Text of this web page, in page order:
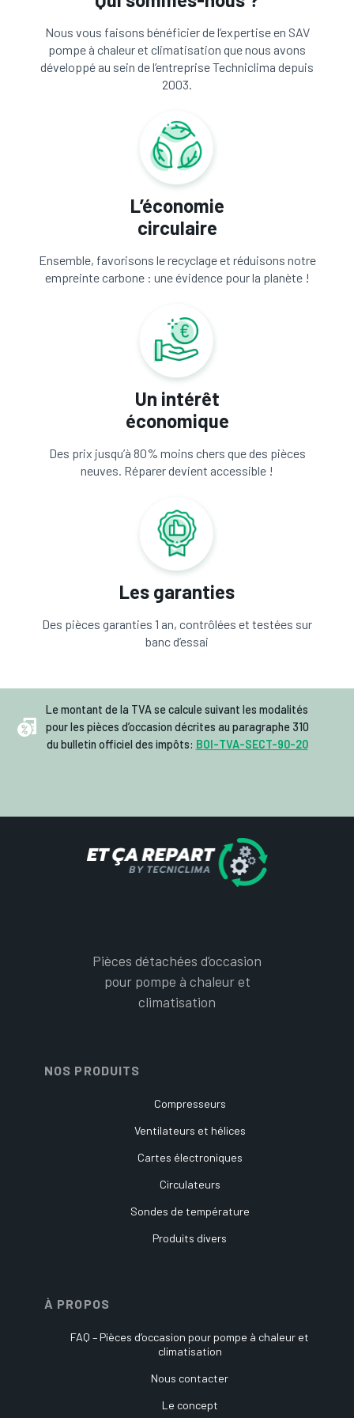
Nous vous faisons bénéficier de l’expertise en SAV
pompe à chaleur et climatisation que nous avons
développé au sein de l’entreprise Techniclima depuis
2003.
L’économie
circulaire
Ensemble, favorisons le recyclage et réduisons notre
empreinte carbone : une évidence pour la planète !
Un intérêt
économique
Des prix jusqu’à 80% moins chers que des pièces
neuves. Réparer devient accessible !
Les garanties
Des pièces garanties 1 an, contrôlées et testées sur
banc d’essai
Le montant de la TVA se calcule suivant les modalités
pour les pièces d’occasion décrites au paragraphe 310
du bulletin officiel des impôts: BOI-TVA-SECT-90-20
Pièces détachées d’occasion
pour pompe à chaleur et
climatisation
NOS PRODUITS
Compresseurs
Ventilateurs et hélices
Cartes électroniques
Circulateurs
Sondes de température
Produits divers
À PROPOS
FAQ – Pièces d’occasion pour pompe à chaleur et
climatisation
Nous contacter
Le concept